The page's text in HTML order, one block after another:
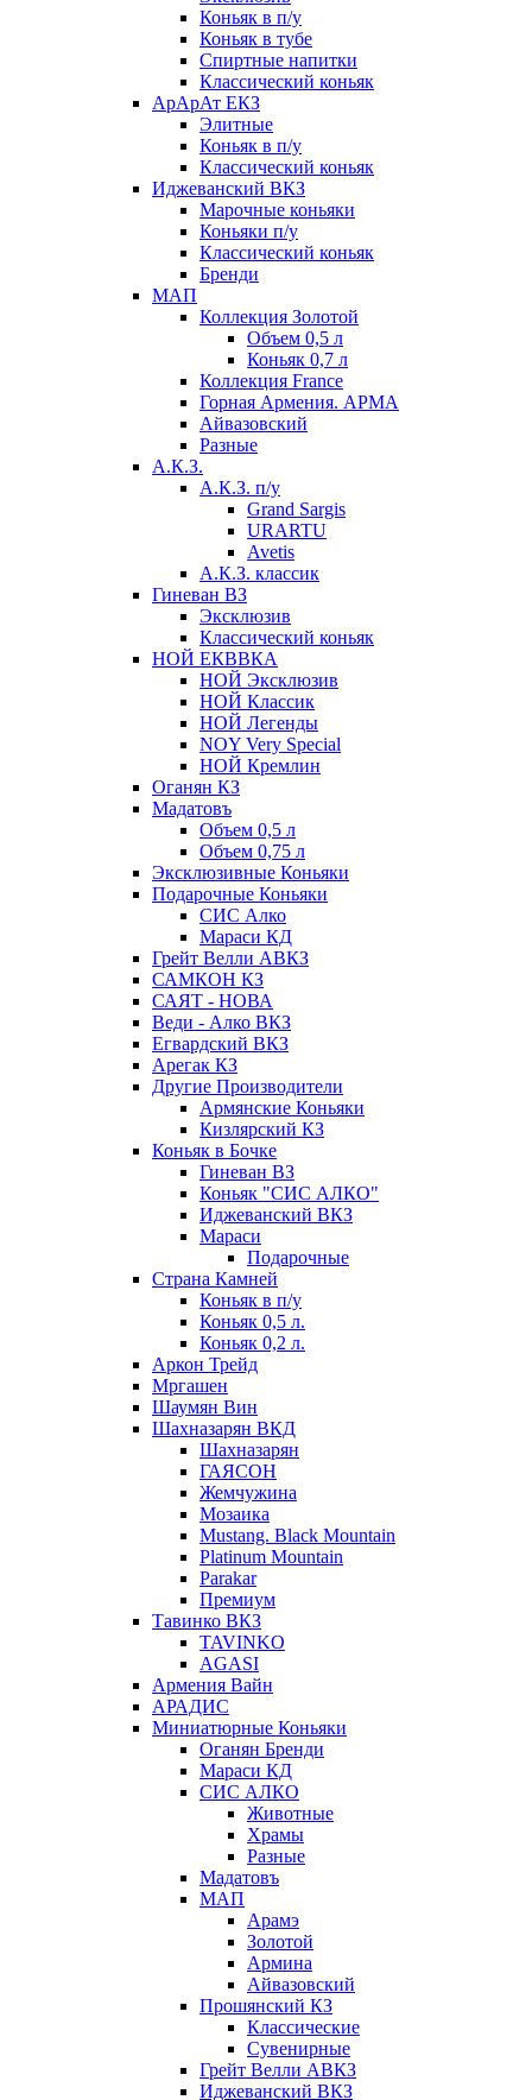
Коньяк в п/у
Коньяк в тубе
Спиртные напитки
Классический коньяк
АрАрАт ЕКЗ
Элитные
Коньяк в п/у
Классический коньяк
Иджеванский ВКЗ
Марочные коньяки
Коньяки п/у
Классический коньяк
Бренди
МАП
Коллекция Золотой
Объем 0,5 л
Коньяк 0,7 л
Коллекция France
Горная Армения. АРМА
Айвазовский
Разные
А.К.З.
А.К.З. п/у
Grand Sargis
URARTU
Avetis
А.К.З. классик
Гиневан ВЗ
Эксклюзив
Классический коньяк
НОЙ ЕКВВКА
НОЙ Эксклюзив
НОЙ Классик
НОЙ Легенды
NOY Very Speсial
НОЙ Кремлин
Оганян КЗ
Мадатовъ
Объем 0,5 л
Объем 0,75 л
Эксклюзивные Коньяки
Подарочные Коньяки
СИС Алко
Мараси КД
Грейт Велли АВКЗ
САМКОН КЗ
САЯТ - НОВА
Веди - Алко ВКЗ
Егвардский ВКЗ
Арегак КЗ
Другие Производители
Армянские Коньяки
Кизлярский КЗ
Коньяк в Бочке
Гиневан ВЗ
Коньяк "СИС АЛКО"
Иджеванский ВКЗ
Мараси
Подарочные
Страна Камней
Коньяк в п/у
Коньяк 0,5 л.
Коньяк 0,2 л.
Аркон Трейд
Мргашен
Шаумян Вин
Шахназарян ВКД
Шахназарян
ГАЯСОН
Жемчужина
Мозаика
Mustang. Black Mountain
Platinum Mountain
Parakar
Премиум
Тавинко ВКЗ
TAVINKO
AGASI
Армения Вайн
АРАДИС
Миниатюрные Коньяки
Оганян Бренди
Мараси КД
СИС АЛКО
Животные
Храмы
Разные
Мадатовъ
МАП
Арамэ
Золотой
Армина
Айвазовский
Прошянский КЗ
Классические
Сувенирные
Грейт Велли АВКЗ
Иджеванский ВКЗ